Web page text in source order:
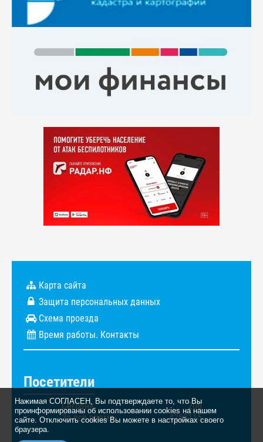
Нажимая СОГЛАСЕН, Вы подтверждаете то, что Вы
проинформированы об использовании cookies на нашем
сайте. Отключить cookies Вы можете в настройках своего
браузера.
Карта сайта
Защита персональных данных
Схема проезда
Время работы. Контакты
Посетители
Сегодня
206
За всё время
4283115